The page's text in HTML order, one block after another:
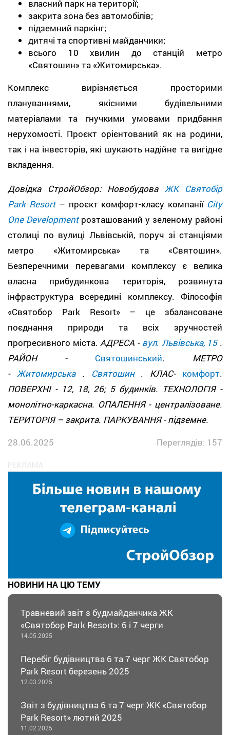
власний парк на території;
закрита зона без автомобілів;
підземний паркінг;
дитячі та спортивні майданчики;
всього 10 хвилин до станцій метро
«Святошин» та «Житомирська».
Комплекс вирізняється просторими
плануваннями, якісними будівельними
матеріалами та гнучкими умовами придбання
нерухомості. Проєкт орієнтований як на родини,
так і на інвесторів, які шукають надійне та вигідне
вкладення.
Довідка СтройОбзор: Новобудова ЖК Святобір
Park Resort – проєкт комфорт-класу компанії City
One Development розташований у зеленому районі
столиці по вулиці Львівській, поруч зі станціями
метро «Житомирська» та «Святошин».
Безперечними перевагами комплексу є велика
власна прибудинкова територія, розвинута
інфраструктура всередині комплексу. Філософія
«Святобор Park Resort» – це збалансоване
поєднання природи та всіх зручностей
прогресивного міста. АДРЕСА - вул. Львівська, 15.
РАЙОН - Святошинський. МЕТРО
- Житомирська. Святошин. КЛАС- комфорт.
ПОВЕРХНІ - 12, 18, 26; 5 будинків. ТЕХНОЛОГІЯ -
монолітно-каркасна. ОПАЛЕННЯ - централізоване.
ТЕРИТОРІЯ – закрита. ПАРКУВАННЯ - підземне.
28.06.2025
Переглядів: 157
НОВИНИ НА ЦЮ ТЕМУ
Травневий звіт з будмайданчика ЖК
«Святобор Park Resort»: 6 і 7 черги
14.05.2025
Перебіг будівництва 6 та 7 черг ЖК Святобор
Park Resort березень 2025
12.03.2025
Звіт з будівництва 6 та 7 черг ЖК «Святобор
Park Resort» лютий 2025
11.02.2025